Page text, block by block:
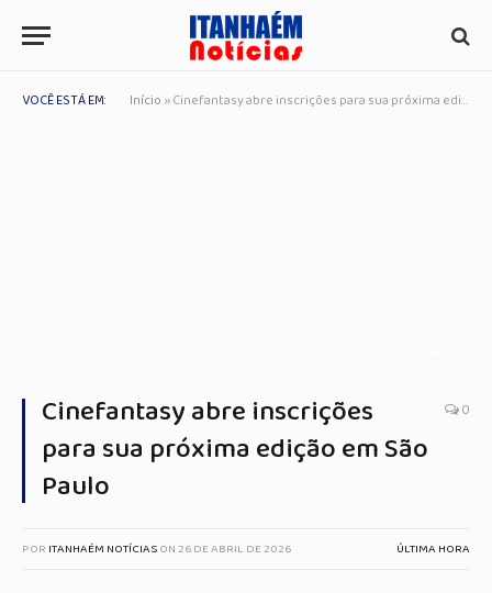
VOCÊ ESTÁ EM: Início »Cinefantasy abre inscrições para sua próxima edição em São Paulo
Cinefantasy abre inscrições
para sua próxima edição em São
Paulo
0
POR ITANHAÉM NOTÍCIASON26 DE ABRIL DE 2026 ÚLTIMA HORA